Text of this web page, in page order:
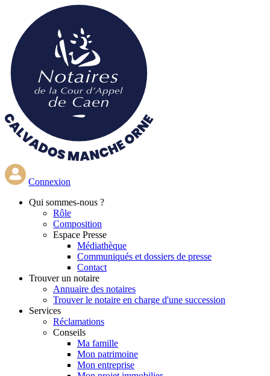
contenu
principal
Connexion
Qui sommes-nous ?
Rôle
Composition
Espace Presse
Médiathèque
Communiqués et dossiers de presse
Contact
Trouver un notaire
Annuaire des notaires
Trouver le notaire en charge d'une succession
Services
Réclamations
Conseils
Ma famille
Mon patrimoine
Mon entreprise